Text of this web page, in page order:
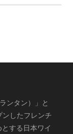
ンタン）」と
したフレンチ
する日本ワイ